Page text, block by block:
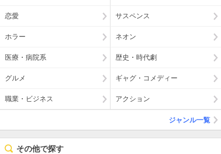
恋愛 サスペンス
ホラー ネオン
医療・病院系 歴史・時代劇
グルメ ギャグ・コメディー
職業・ビジネス アクション
ジャンル一覧
その他で探す